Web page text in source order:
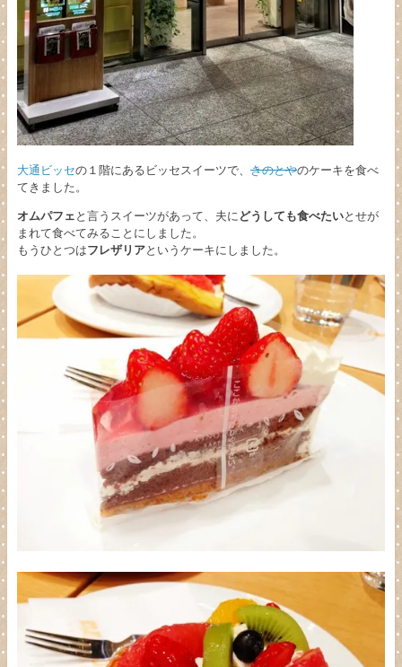
大通ビッセの１階にあるビッセスイーツで、 きのとやのケーキを食べ
てきました。
オムパフェと言うスイーツがあって、夫にどうしても食べたいとせが
まれて食べてみることにしました。
もうひとつはフレザリアというケーキにしました。